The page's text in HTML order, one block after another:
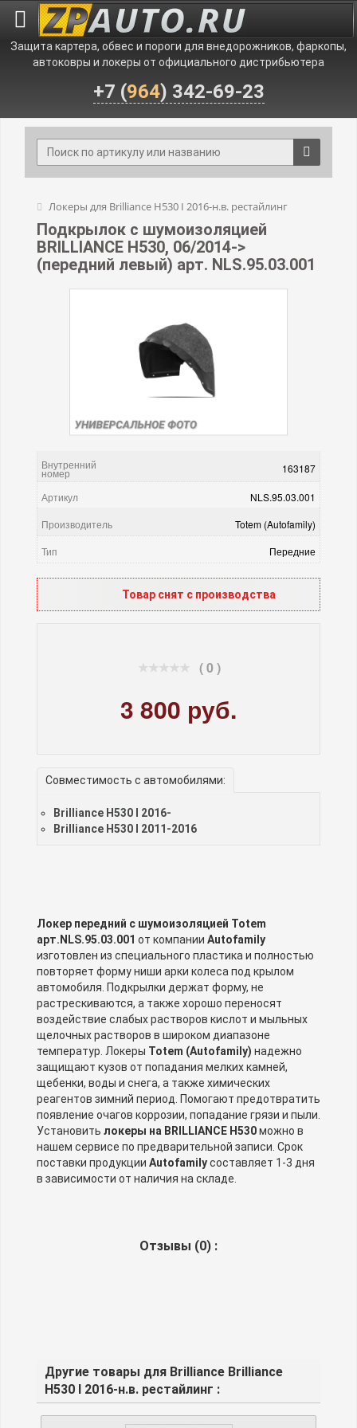
Защита картера, обвес и пороги для внедорожников, фаркопы,
автоковры и локеры от официального дистрибьютера
+7 (964) 342-69-23
Локеры для Brilliance H530 I 2016-н.в. рестайлинг
Подкрылок с шумоизоляцией
BRILLIANCE H530, 06/2014->
(передний левый) арт. NLS.95.03.001
Внутренний
номер 163187
Артикул
NLS.95.03.001
Производитель
Totem (Autofamily)
Тип
Передние
Товар снят с производства
( 0 )
3 800 руб.
Совместимость с автомобилями:
Brilliance H530 I 2016-
Brilliance H530 I 2011-2016
Локер передний с шумоизоляцией Totem
арт.NLS.95.03.001 от компании Autofamily
изготовлен из специального пластика и полностью
повторяет форму ниши арки колеса под крылом
автомобиля. Подкрылки держат форму, не
растрескиваются, а также хорошо переносят
воздействие слабых растворов кислот и мыльных
щелочных растворов в широком диапазоне
температур. Локеры Totem (Autofamily) надежно
защищают кузов от попадания мелких камней,
щебенки, воды и снега, а также химических
реагентов зимний период. Помогают предотвратить
появление очагов коррозии, попадание грязи и пыли.
Установить локеры на BRILLIANCE H530можно в
нашем сервисе по предварительной записи. Срок
поставки продукции Autofamilyсоставляет 1-3 дня
в зависимости от наличия на складе.
Отзывы (0) :
Другие товары для Brilliance Brilliance
H530 I 2016-н.в. рестайлинг :